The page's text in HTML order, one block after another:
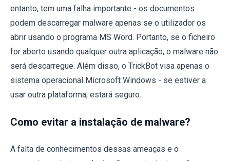
entanto, tem uma falha importante - os documentos
podem descarregar malware apenas se o utilizador os
abrir usando o programa MS Word. Portanto, se o ficheiro
for aberto usando qualquer outra aplicação, o malware não
será descarregue. Além disso, o TrickBot visa apenas o
sistema operacional Microsoft Windows - se estiver a
usar outra plataforma, estará seguro.
Como evitar a instalação de malware?
A falta de conhecimentos dessas ameaças e o